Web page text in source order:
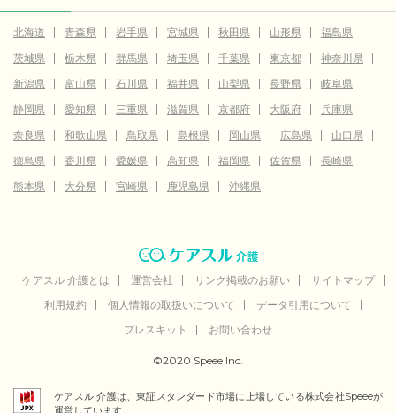
北海道 青森県 岩手県 宮城県 秋田県 山形県
福島県
茨城県
栃木県 群馬県 埼玉県 千葉県 東京都
神奈川県
新潟県
富山県 石川県 福井県 山梨県 長野県
岐阜県
静岡県
愛知県 三重県 滋賀県 京都府 大阪府
兵庫県
奈良県
和歌山県 鳥取県 島根県 岡山県 広島県
山口県
徳島県
香川県 愛媛県 高知県 福岡県 佐賀県
長崎県
熊本県
大分県 宮崎県 鹿児島県 沖縄県
ケアスル 介護とは 運営会社 リンク掲載のお願い
サイトマップ
利用規約
個人情報の取扱いについて
データ引用について
プレスキット
お問い合わせ
©2020 Speee Inc.
ケアスル 介護は、東証スタンダード市場に上場している株式会社Speeeが
運営しています。